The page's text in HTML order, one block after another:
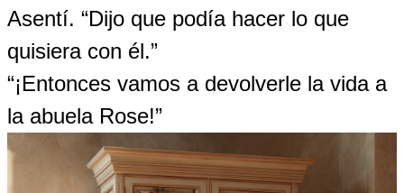
Asentí. “Dijo que podía hacer lo que
quisiera con él.”
“¡Entonces vamos a devolverle la vida a
la abuela Rose!”